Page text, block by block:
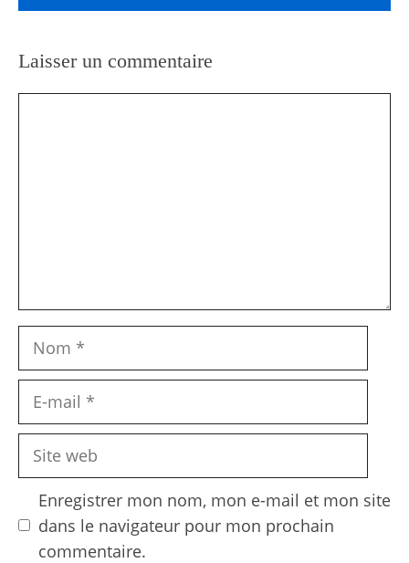
Laisser un commentaire
Nom
Site
Enregistrer mon nom, mon e-mail et mon site
dans le navigateur pour mon prochain
commentaire.